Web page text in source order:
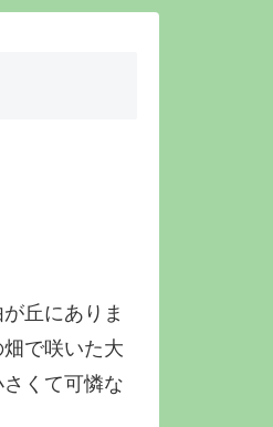
丘にありま
で咲いた大
くて可憐な